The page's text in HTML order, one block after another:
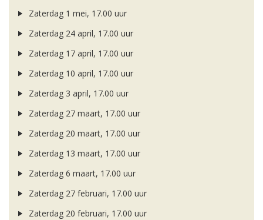
Zaterdag 1 mei, 17.00 uur
Zaterdag 24 april, 17.00 uur
Zaterdag 17 april, 17.00 uur
Zaterdag 10 april, 17.00 uur
Zaterdag 3 april, 17.00 uur
Zaterdag 27 maart, 17.00 uur
Zaterdag 20 maart, 17.00 uur
Zaterdag 13 maart, 17.00 uur
Zaterdag 6 maart, 17.00 uur
Zaterdag 27 februari, 17.00 uur
Zaterdag 20 februari, 17.00 uur